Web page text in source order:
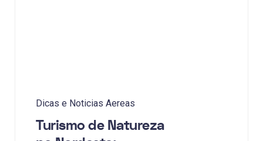
Dicas e Noticias Aereas
Turismo de Natureza